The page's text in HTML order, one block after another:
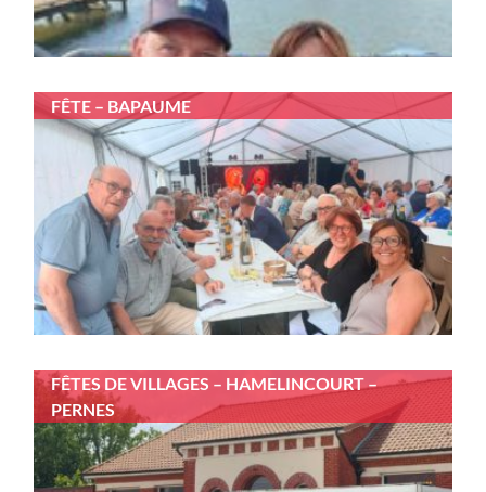
FÊTE – BAPAUME
FÊTES DE VILLAGES – HAMELINCOURT –
PERNES